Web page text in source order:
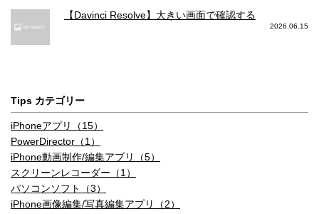
【Davinci Resolve】大きい画面で確認する
2026.06.15
Tips カテゴリー
iPhoneアプリ（15）
PowerDirector（1）
iPhone動画制作/編集アプリ（5）
スクリーンレコーダー（1）
パソコンソフト（3）
iPhone画像編集/写真編集アプリ（2）